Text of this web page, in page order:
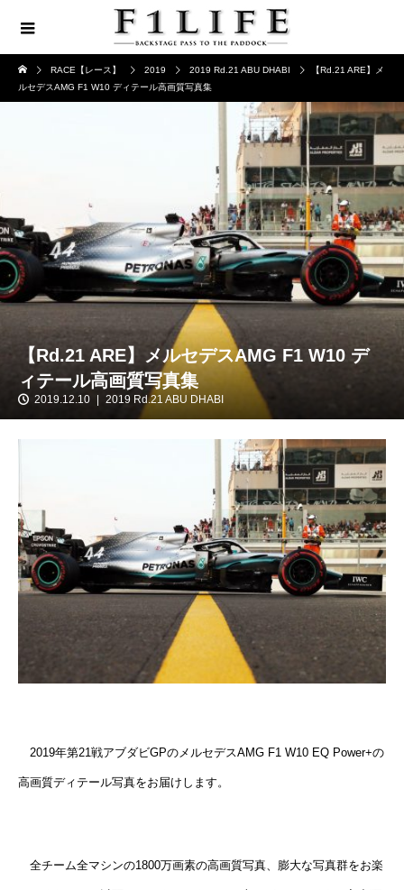
RACE【レース】 2019 2019 Rd.21 ABU DHABI
【Rd.21 ARE】メ
ルセデスAMG F1 W10 ディテール高画質写真集
【Rd.21 ARE】メルセデスAMG F1 W10 デ
ィテール高画質写真集
2019.12.10 2019 Rd.21 ABU DHABI
2019年第21戦アブダビGPのメルセデスAMG F1 W10 EQ Power+の
高画質ディテール写真をお届けします。
全チーム全マシンの1800万画素の高画質写真、膨大な写真群をお楽